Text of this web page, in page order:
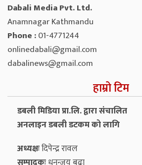
Dabali Media Pvt. Ltd.
Anamnagar Kathmandu
Phone :01-4771244
onlinedabali@gmail.com
dabalinews@gmail.com
हाम्रो टिम
डबली मिडिया प्रा.लि. द्वारा संचालित
अनलाइन डबली डटकम को लागि
अध्यक्षःदिपेन्द्र रावल